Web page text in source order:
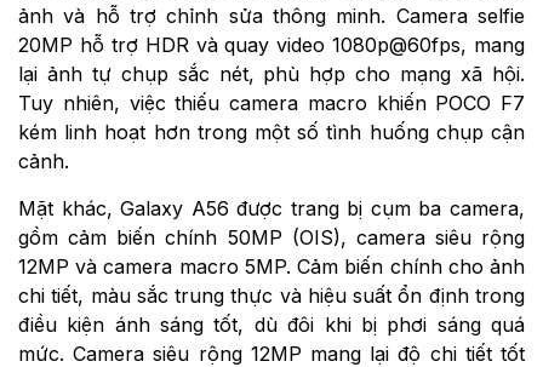
ảnh và hỗ trợ chỉnh sửa thông minh. Camera selfie
20MP hỗ trợ HDR và quay video 1080p@60fps, mang
lại ảnh tự chụp sắc nét, phù hợp cho mạng xã hội.
Tuy nhiên, việc thiếu camera macro khiến POCO F7
kém linh hoạt hơn trong một số tình huống chụp cận
cảnh.
Mặt khác, Galaxy A56 được trang bị cụm ba camera,
gồm cảm biến chính 50MP (OIS), camera siêu rộng
12MP và camera macro 5MP. Cảm biến chính cho ảnh
chi tiết, màu sắc trung thực và hiệu suất ổn định trong
điều kiện ánh sáng tốt, dù đôi khi bị phơi sáng quá
mức. Camera siêu rộng 12MP mang lại độ chi tiết tốt